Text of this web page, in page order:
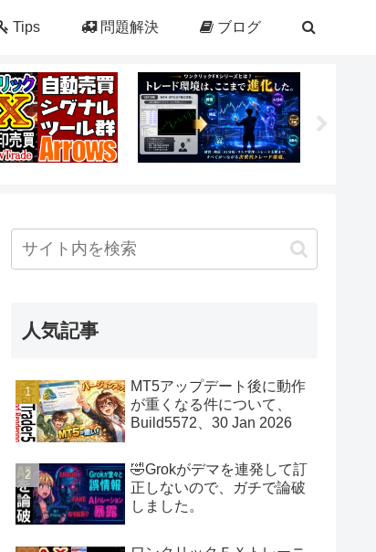
Tips 問題解決 ブログ
人気記事
MT5アップデート後に動作
が重くなる件について、
Build5572、30 Jan 2026
🤣Grokがデマを連発して訂
正しないので、ガチで論破
しました。